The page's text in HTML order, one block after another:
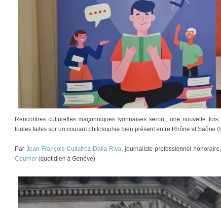
Rencontres culturelles maçonniques lyonnaises seront, une nouvelle
toutes faites sur un courant philosophie bien présent entre Rhône et Saône
Par Jean-François Cullafroz-Dalla Riva, journaliste professionnel
Courrier (quotidien à Genève)